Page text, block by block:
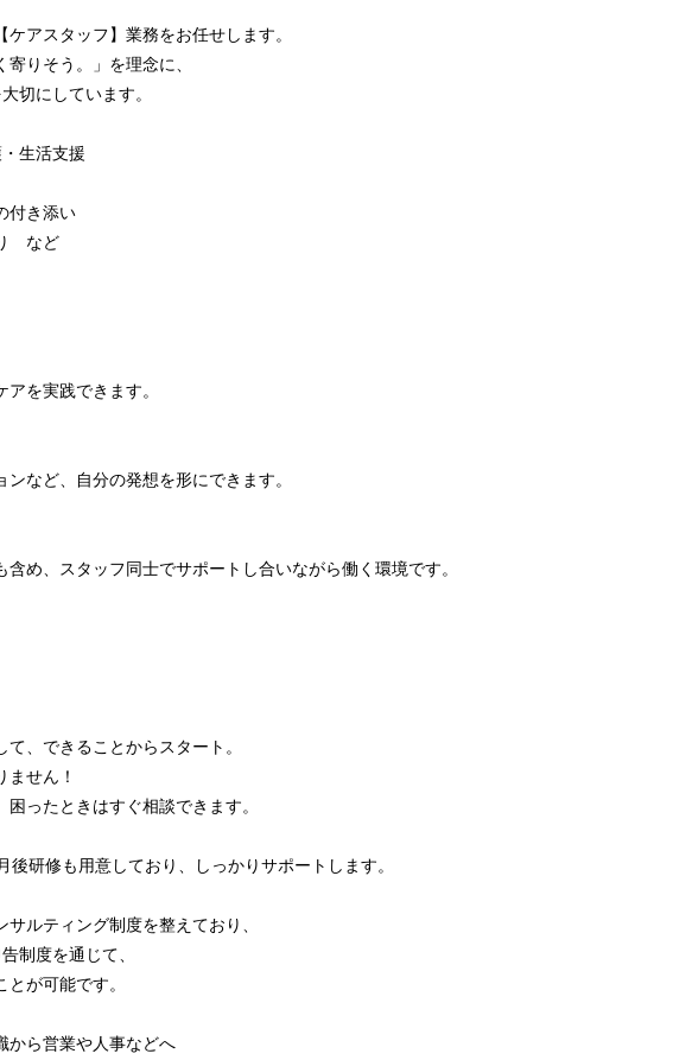
アスタッフ】業務をお任せします。
りそう。」を理念に、
切にしています。
生活支援
付き添い
など
を実践できます。
など、自分の発想を形にできます。
め、スタッフ同士でサポートし合いながら働く環境です。
、できることからスタート。
せん！
ったときはすぐ相談できます。
後研修も用意しており、しっかりサポートします。
ルティング制度を整えており、
制度を通じて、
が可能です。
から営業や人事などへ